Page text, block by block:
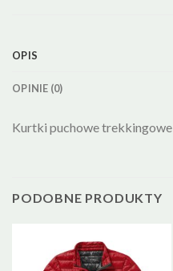
OPIS
OPINIE (0)
Kurtki puchowe trekkingowe
PODOBNE PRODUKTY